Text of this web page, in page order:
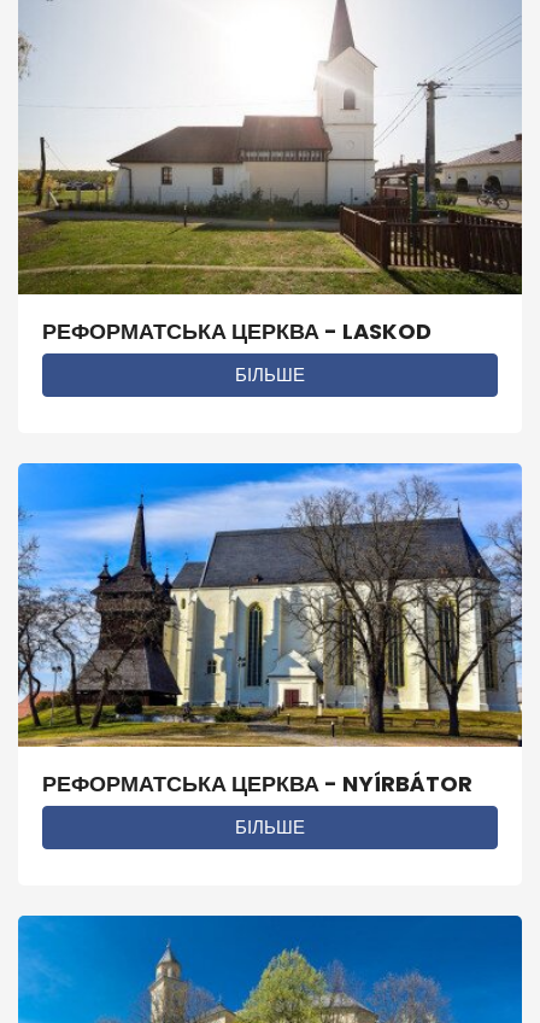
РЕФОРМАТСЬКА ЦЕРКВА - LASKOD
БІЛЬШЕ
РЕФОРМАТСЬКА ЦЕРКВА - NYÍRBÁTOR
БІЛЬШЕ